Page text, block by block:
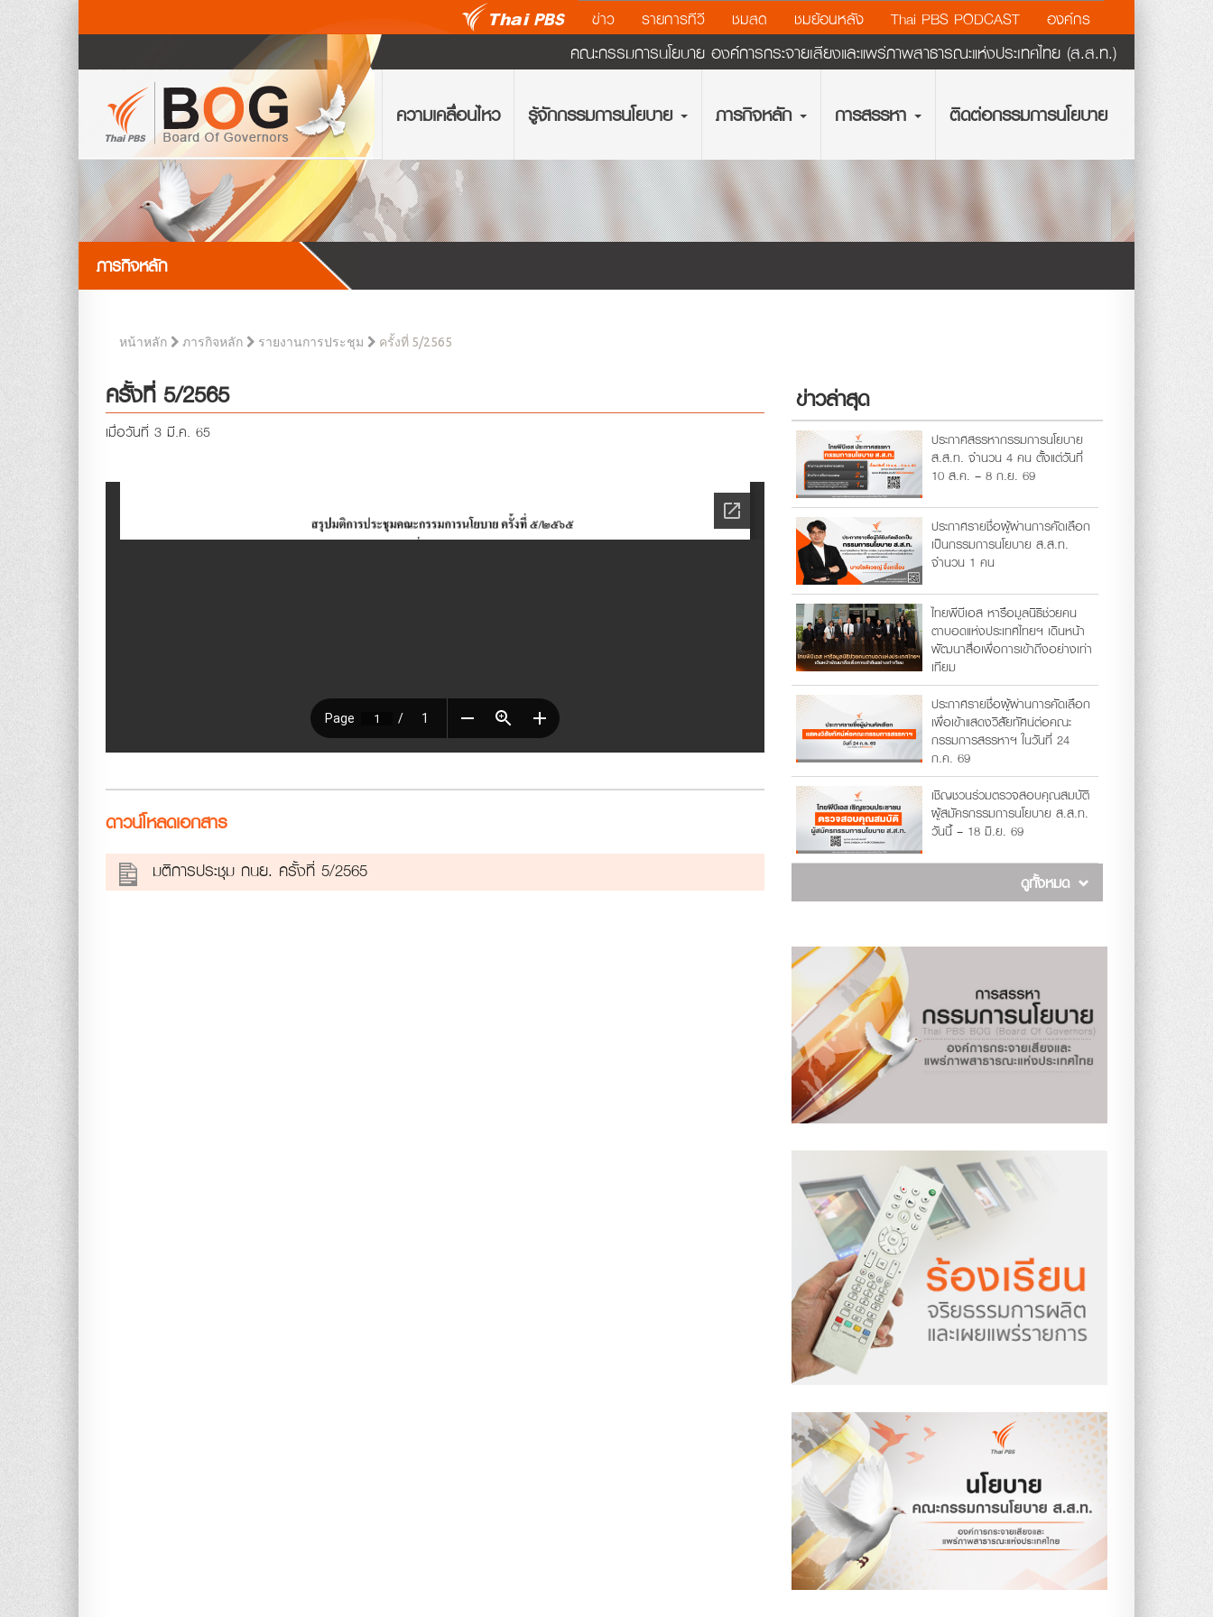
ข่าว รายการทีวี ชมสด ชมย้อนหลัง Thai PBS PODCAST องค์กร
คณะกรรมการนโยบาย องค์การกระจายเสียงและแพร่ภาพสาธารณะแห่งประเทศไทย (ส.ส.ท.)
ความเคลื่อนไหว รู้จักกรรมการนโยบาย ภารกิจหลัก การสรรหา ติดต่อกรรมการนโยบาย
ภารกิจหลัก
หน้าหลัก ภารกิจหลัก รายงานการประชุม ครั้งที่ 5/2565
ครั้งที่ 5/2565
เมื่อวันที่ 3 มี.ค. 65
ดาวน์โหลดเอกสาร
มติการประชุม กนย. ครั้งที่ 5/2565
ข่าวล่าสุด
ประกาศสรรหากรรมการนโยบาย
ส.ส.ท. จำนวน 4 คน ตั้งแต่วันที่
10 ส.ค. – 8 ก.ย. 69
ประกาศรายชื่อผู้ผ่านการคัดเลือก
เป็นกรรมการนโยบาย ส.ส.ท.
จำนวน 1 คน
ไทยพีบีเอส หารือมูลนิธิช่วยคน
ตาบอดแห่งประเทศไทยฯ เดินหน้า
พัฒนาสื่อเพื่อการเข้าถึงอย่างเท่า
เทียม
ประกาศรายชื่อผู้ผ่านการคัดเลือก
เพื่อเข้าแสดงวิสัยทัศน์ต่อคณะ
กรรมการสรรหาฯ ในวันที่ 24
ก.ค. 69
เชิญชวนร่วมตรวจสอบคุณสมบัติ
ผู้สมัครกรรมการนโยบาย ส.ส.ท.
วันนี้ – 18 มิ.ย. 69
ดูทั้งหมด